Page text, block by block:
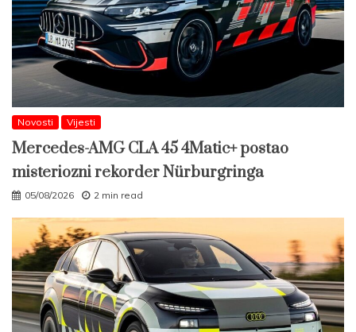
Novosti Vijesti
Mercedes-AMG CLA 45 4Matic+ postao
misteriozni rekorder Nürburgringa
05/08/2026 2 min read